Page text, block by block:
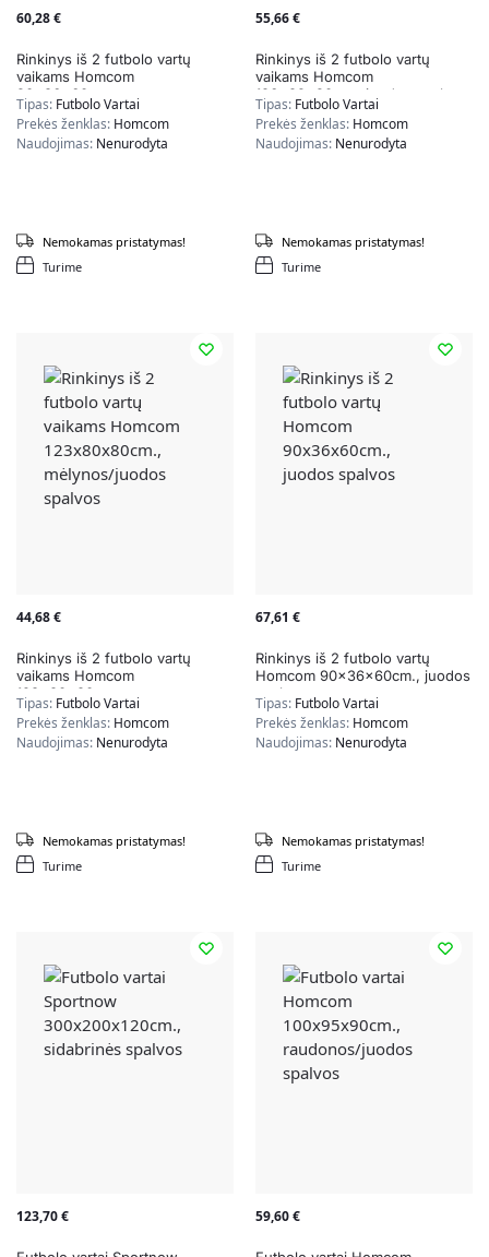
60,28€
Rinkinys iš 2 futbolo vartų
vaikams Homcom
90x36x60cm.,
raudonos/juodos spalvos
Tipas: Futbolo Vartai
Prekės ženklas: Homcom
Naudojimas: Nenurodyta
Turime
Nemokamas pristatymas!
55,66€
Rinkinys iš 2 futbolo vartų
vaikams Homcom
186x89x90cm., juodos spalvos
Tipas: Futbolo Vartai
Prekės ženklas: Homcom
Naudojimas: Nenurodyta
Turime
Nemokamas pristatymas!
44,68€
Rinkinys iš 2 futbolo vartų
vaikams Homcom
123x80x80cm.,
mėlynos/juodos spalvos
Tipas: Futbolo Vartai
Prekės ženklas: Homcom
Naudojimas: Nenurodyta
Turime
Nemokamas pristatymas!
67,61 €
Rinkinys iš 2 futbolo vartų
Homcom 90x36x60cm., juodos
spalvos
Tipas: Futbolo Vartai
Prekės ženklas: Homcom
Naudojimas: Nenurodyta
Turime
Nemokamas pristatymas!
123,70€ 59,60€